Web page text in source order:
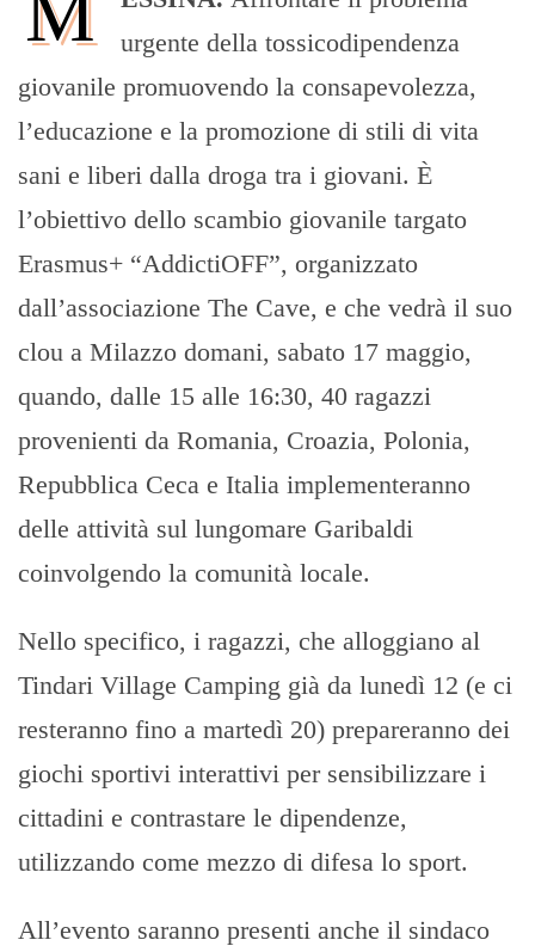
urgente della tossicodipendenza
giovanile promuovendo la consapevolezza,
l’educazione e la promozione di stili di vita
sani e liberi dalla droga tra i giovani. È
l’obiettivo dello scambio giovanile targato
Erasmus+ “AddictiOFF”, organizzato
dall’associazione The Cave, e che vedrà il suo
clou a Milazzo domani, sabato 17 maggio,
quando, dalle 15 alle 16:30, 40 ragazzi
provenienti da Romania, Croazia, Polonia,
Repubblica Ceca e Italia implementeranno
delle attività sul lungomare Garibaldi
coinvolgendo la comunità locale.
Nello specifico, i ragazzi, che alloggiano al
Tindari Village Camping già da lunedì 12 (e ci
resteranno fino a martedì 20) prepareranno dei
giochi sportivi interattivi per sensibilizzare i
cittadini e contrastare le dipendenze,
utilizzando come mezzo di difesa lo sport.
All’evento saranno presenti anche il sindaco